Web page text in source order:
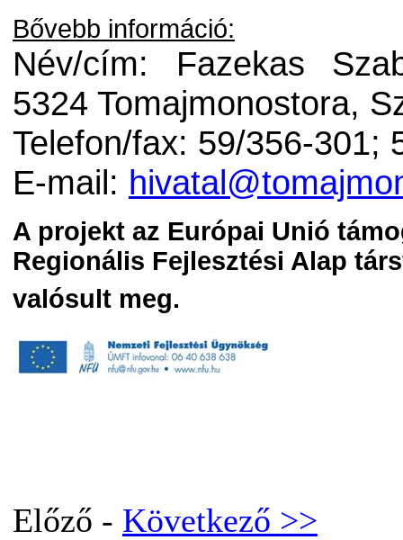
Bővebb információ:
Név/cím: Fazekas
5324 Tomajmonostora,
Telefon/fax: 59/356-301;
E-mail:
A projekt az Európai Unió
Regionális Fejlesztési Alap
valósult meg.
Előző - Következő >>